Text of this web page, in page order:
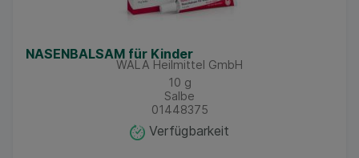
NASENBALSAM für Kinder
WALA Heilmittel GmbH
10 g
Salbe
01448375
Verfügbarkeit